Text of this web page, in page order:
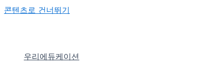
콘텐츠로 건너뛰기
우리에듀케이션